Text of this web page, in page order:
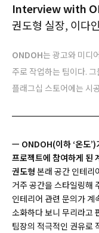
Interview with
권도형 실장, 이다
ONDOH는 광고와 미디
주로 작업하는 팀이다.
플래그십 스토어에는 시
ㅡ ONDOH(이하 ‘온도
프로젝트에 참여하게 된
권도형 본래 공간 인테리
거주 공간을 스타일링해
인테리어 관련 문의가
소화하다 보니 무리라고
팀장의 적극적인 권유로